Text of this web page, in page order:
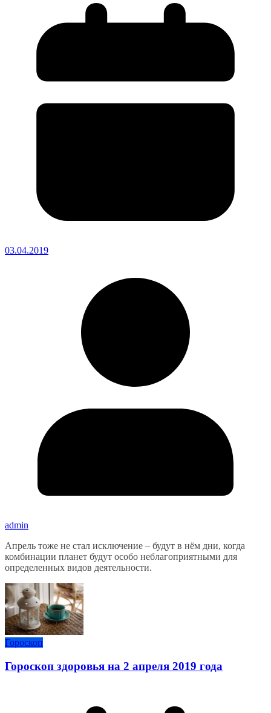
03.04.2019
admin
Апрель тоже не стал исключение – будут в нём дни, когда
комбинации планет будут особо неблагоприятными для
определенных видов деятельности.
Гороскоп
Гороскоп здоровья на 2 апреля 2019 года